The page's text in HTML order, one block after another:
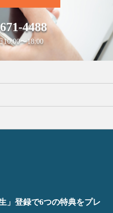
4488
〜18:00
」登録で6つの特典をプレ